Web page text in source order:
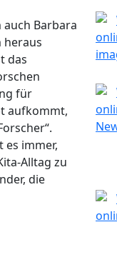
Barbara
heraus
das
für
aufkommt,
immer,
Alltag zu
die